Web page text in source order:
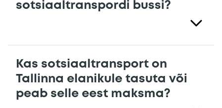
sotsiaaltranspordi bussi?
Kas sotsiaaltransport on
Tallinna elanikule tasuta või
peab selle eest maksma?